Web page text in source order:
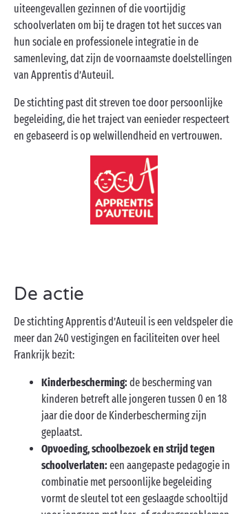
uiteengevallen gezinnen of die voortijdig
schoolverlaten om bij te dragen tot het succes van
hun sociale en professionele integratie in de
samenleving, dat zijn de voornaamste doelstellingen
van Apprentis d’Auteuil.
De stichting past dit streven toe door persoonlijke
begeleiding, die het traject van eenieder respecteert
en gebaseerd is op welwillendheid en vertrouwen.
De actie
De stichting Apprentis d’Auteuil is een veldspeler die
meer dan 240 vestigingen en faciliteiten over heel
Frankrijk bezit:
Kinderbescherming: de bescherming van
kinderen betreft alle jongeren tussen 0 en 18
jaar die door de Kinderbescherming zijn
geplaatst.
Opvoeding, schoolbezoek en strijd tegen
schoolverlaten: een aangepaste pedagogie in
combinatie met persoonlijke begeleiding
vormt de sleutel tot een geslaagde schooltijd